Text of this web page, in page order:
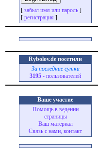
[ забыл имя или пароль ]
[ регистрация ]
Rybolov.de посетили
За последние сутки
3195 - пользователей
Ваше участие
Помощь в ведении
страницы
Ваш материал
Связь с нами, контакт